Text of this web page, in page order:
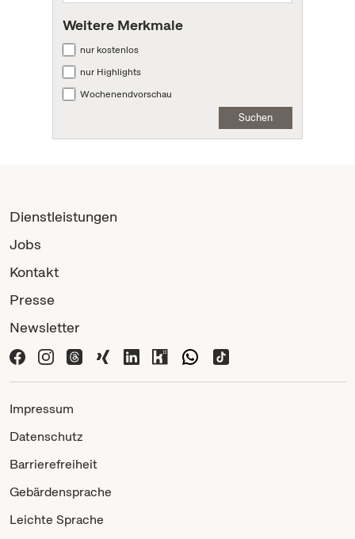
Weitere Merkmale
nur kostenlos
nur Highlights
Wochenendvorschau
Suchen
Dienstleistungen
Jobs
Kontakt
Presse
Newsletter
Impressum
Datenschutz
Barrierefreiheit
Gebärdensprache
Leichte Sprache